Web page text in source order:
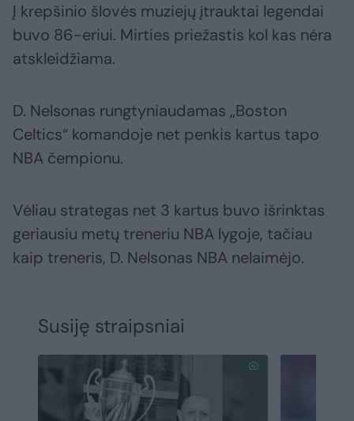
Į krepšinio šlovės muziejų įtrauktai legendai
buvo 86-eriui. Mirties priežastis kol kas nėra
atskleidžiama.
D. Nelsonas rungtyniaudamas „Boston
Celtics“ komandoje net penkis kartus tapo
NBA čempionu.
Vėliau strategas net 3 kartus buvo išrinktas
geriausiu metų treneriu NBA lygoje, tačiau
kaip treneris, D. Nelsonas NBA nelaimėjo.
Susiję straipsniai